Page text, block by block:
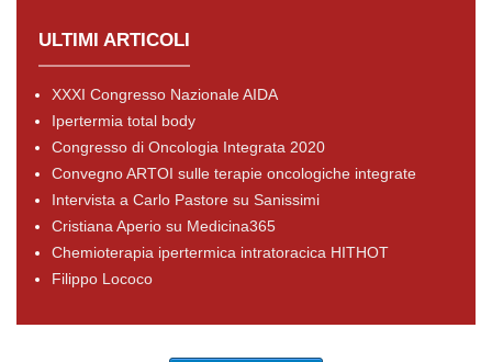
ULTIMI ARTICOLI
XXXI Congresso Nazionale AIDA
Ipertermia total body
Congresso di Oncologia Integrata 2020
Convegno ARTOI sulle terapie oncologiche integrate
Intervista a Carlo Pastore su Sanissimi
Cristiana Aperio su Medicina365
Chemioterapia ipertermica intratoracica HITHOT
Filippo Lococo